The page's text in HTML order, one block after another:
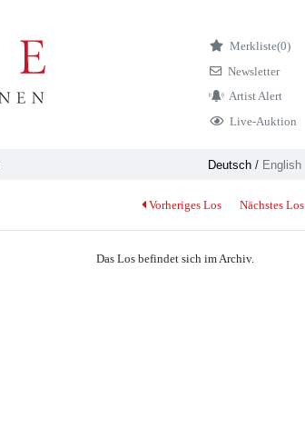
Merkliste(0)
Newsletter
Artist Alert
Live-Auktion
Deutsch/ English
Vorheriges Los Nächstes Los
Das Los befindet sich im Archiv.